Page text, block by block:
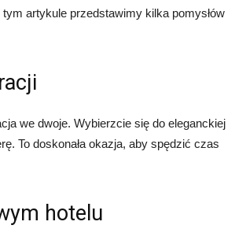
artykule przedstawimy kilka pomysłów
we dwoje. Wybierzcie się do eleganckiej
To doskonała okazja, aby spędzić czas
hotelu